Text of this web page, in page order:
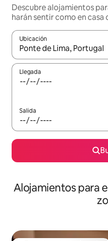
Descubre alojamientos
harán sentir como en casa
Ubicación
Cuando los resultados
Llegada
Salida
Alojamientos para